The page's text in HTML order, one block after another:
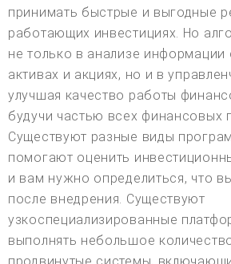
принимать быстрые и выгодные
работающих инвестициях. Но
не только в анализе информации
активах и акциях, но и в
улучшая качество работы
будучи частью всех финансовых
Существуют разные виды
помогают оценить
и вам нужно определиться, что
после внедрения. Существуют
узкоспециализированные
выполнять небольшое